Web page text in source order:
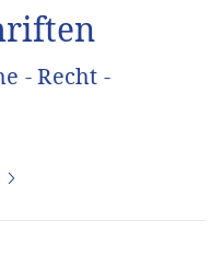
- Recht -